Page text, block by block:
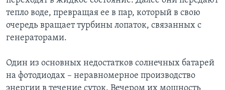
тепло воде, превращая ее в пар, который в свою
очередь вращает турбины лопаток, связанных с
генераторами.
Один из основных недостатков солнечных батарей
на фотодиодах – неравномерное производство